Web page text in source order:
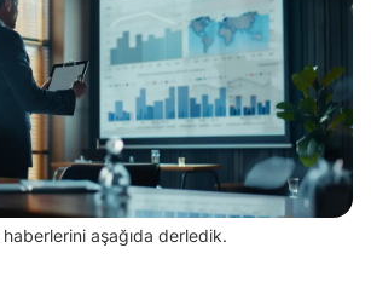
aşağıda derledik.